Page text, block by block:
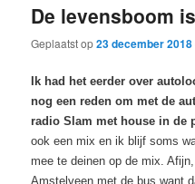
De levensboom
Geplaatst op23 december 2018
Ik had het eerder over
nog een reden om met de
radio Slam met house in de
ook een mix en ik blijf soms
mee te deinen op de mix.
Amstelveen met de bus want